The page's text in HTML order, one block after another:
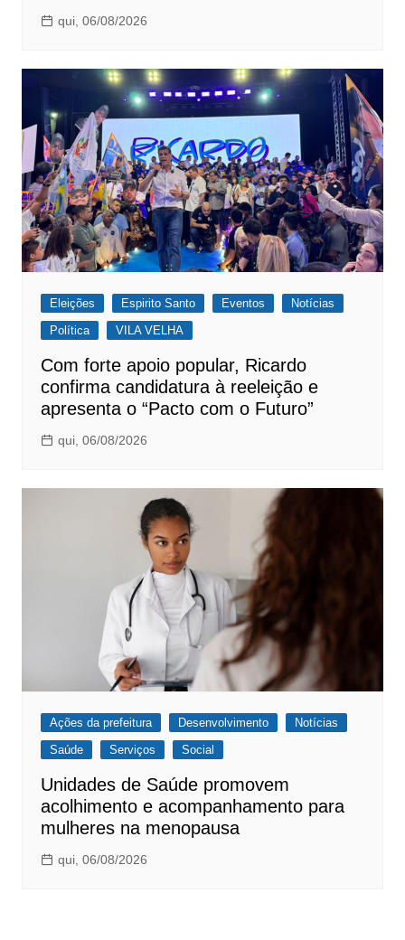
qui, 06/08/2026
Eleições Espirito Santo Eventos
Notícias
Política
VILA VELHA
Com forte apoio popular, Ricardo
confirma candidatura à reeleição e
apresenta o “Pacto com o Futuro”
qui, 06/08/2026
Ações da prefeitura Desenvolvimento
Notícias
Saúde
Serviços Social
Unidades de Saúde promovem
acolhimento e acompanhamento para
mulheres na menopausa
qui, 06/08/2026